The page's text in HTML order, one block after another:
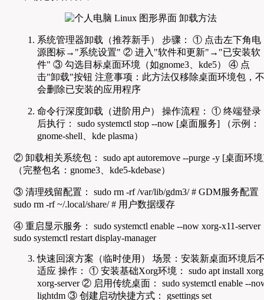
系统管理器卸载（推荐新手） 步骤： ① 点击左下角电
源图标→"系统设置" ② 进入"软件和更新"→"已安装软
件" ③ 勾选目标桌面环境（如gnome3、kde5） ④ 点
击"卸载"按钮 注意事项：此方法仅移除桌面环境包，不
会删除已安装的应用程序
命令行深度卸载（进阶用户） 操作流程： ① 终端登录
后执行： sudo systemctl stop --now [桌面服务] （示例：
gnome-shell、kde plasma）
② 卸载相关系统包： sudo apt autoremove --purge -y [桌面环
（完整包名：gnome3、kde5-kdebase）
③ 清理残留配置： sudo rm -rf /var/lib/gdm3/ # GDM服务配置
sudo rm -rf ~/.local/share/ # 用户数据缓存
④ 重启显示服务： sudo systemctl enable --now xorg-x11-server
sudo systemctl restart display-manager
快速回滚方案（临时使用） 场景：安装新桌面环境后
适应 操作： ① 安装基础Xorg环境： sudo apt install xorg
xorg-server ② 启用传统桌面： sudo systemctl enable --
lightdm ③ 创建启动快捷方式： gsettings set